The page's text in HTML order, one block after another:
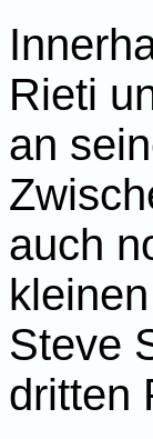
Rieti
an
auch
Steve
dritten